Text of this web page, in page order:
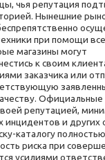
чья репутация
Нынешние
при помощи
магазины могут
к своим
заказчика или
Официальные
репутацией,
инцидентов и других
каталогу полностью
риска при
усилиями